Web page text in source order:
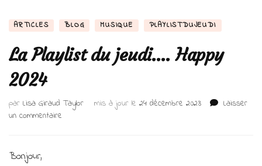
ARTICLES BLOG MUSIQUE PLAYLISTDUJEUDI
La Playlist du jeudi…. Happy
2024
par Lisa Giraud Taylor mis à jour le 24 décembre 2023
Laisser
un commentaire
Bonjour,